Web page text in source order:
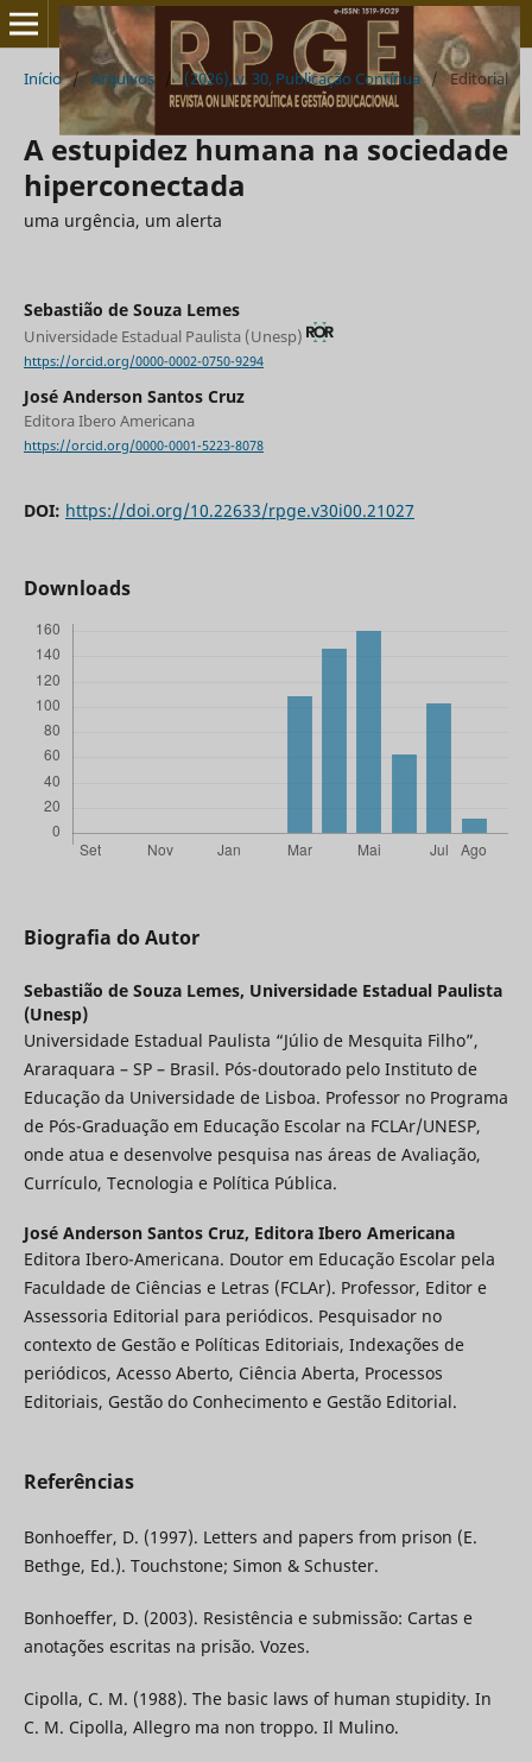
Início / Arquivos / (2026), v. 30, Publicação Contínua / Editorial
A estupidez humana na sociedade
hiperconectada
uma urgência, um alerta
Sebastião de Souza Lemes
Universidade Estadual Paulista (Unesp)
https://orcid.org/0000-0002-0750-9294
José Anderson Santos Cruz
Editora Ibero Americana
https://orcid.org/0000-0001-5223-8078
DOI: https://doi.org/10.22633/rpge.v30i00.21027
Downloads
Biografia do Autor
Sebastião de Souza Lemes, Universidade Estadual Paulista
(Unesp)
Universidade Estadual Paulista “Júlio de Mesquita Filho”,
Araraquara – SP – Brasil. Pós-doutorado pelo Instituto de
Educação da Universidade de Lisboa. Professor no Programa
de Pós-Graduação em Educação Escolar na FCLAr/UNESP,
onde atua e desenvolve pesquisa nas áreas de Avaliação,
Currículo, Tecnologia e Política Pública.
José Anderson Santos Cruz, Editora Ibero Americana
Editora Ibero-Americana. Doutor em Educação Escolar pela
Faculdade de Ciências e Letras (FCLAr). Professor, Editor e
Assessoria Editorial para periódicos. Pesquisador no
contexto de Gestão e Políticas Editoriais, Indexações de
periódicos, Acesso Aberto, Ciência Aberta, Processos
Editoriais, Gestão do Conhecimento e Gestão Editorial.
Referências
Bonhoeffer, D. (1997). Letters and papers from prison (E.
Bethge, Ed.). Touchstone; Simon & Schuster.
Bonhoeffer, D. (2003). Resistência e submissão: Cartas e
anotações escritas na prisão. Vozes.
Cipolla, C. M. (1988). The basic laws of human stupidity. In
C. M. Cipolla, Allegro ma non troppo. Il Mulino.